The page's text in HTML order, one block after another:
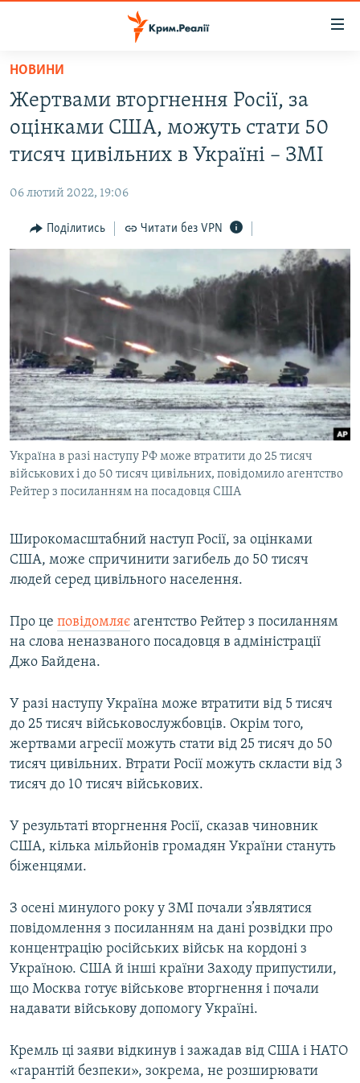
Перейти
основного
матеріалу
до
основної
Перейти
до
ВОДА.КРИМ
ВІДЕО ТА ФОТО
БЛОГИ
ПОГЛЯД
ВСЕ ЗА ДЕНЬ
СПЕЦПРОЕКТИ
ДЕПОРТАЦІЯ
ВІДЕОУРОКИ «ELIFBE»
СВІДЧЕННЯ ОКУПАЦІЇ
УКРАЇНСЬКА ПРОБЛЕМА КРИМУ
ІНФОГРАФІКА
ЯК ОБІЙТИ БЛОКУВАННЯ
Русский
Qırımtatar
ДОЛУЧАЙСЯ!
Усі сайти RFE/RL
НОВИНИ
Жертвами вторгнення Росії, за
оцінками США, можуть стати 50
тисяч цивільних в Україні – ЗМІ
06 лютий 2022, 19:06
Поділитись Читати без VPN
Україна в разі наступу РФ може втратити до 25 тисяч
військових і до 50 тисяч цивільних, повідомило агентство
Рейтер з посиланням на посадовця США
Широкомасштабний наступ Росії, за оцінками
США, може спричинити загибель до 50 тисяч
людей серед цивільного населення.
Про це повідомляє агентство Рейтер з посиланням
на слова неназваного посадовця в адміністрації
Джо Байдена.
У разі наступу Україна може втратити від 5 тисяч
до 25 тисяч військовослужбовців. Окрім того,
жертвами агресії можуть стати від 25 тисяч до 50
тисяч цивільних. Втрати Росії можуть скласти від 3
тисяч до 10 тисяч військових.
У результаті вторгнення Росії, сказав чиновник
США, кілька мільйонів громадян України стануть
біженцями.
З осені минулого року у ЗМІ почали з’являтися
повідомлення з посиланням на дані розвідки про
концентрацію російських військ на кордоні з
Україною. США й інші країни Заходу припустили,
що Москва готує військове вторгнення і почали
надавати військову допомогу Україні.
Кремль ці заяви відкинув і зажадав від США і НАТО
«гарантій безпеки», зокрема, не розширювати